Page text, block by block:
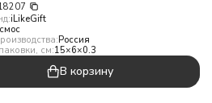
iLikeGift
Россия
см:15×6×0.3
В корзину